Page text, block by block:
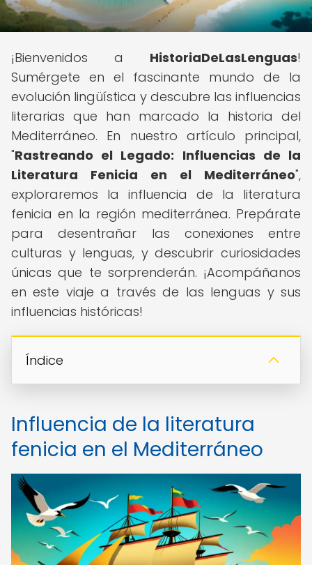
¡Bienvenidos a HistoriaDeLasLenguas!
Sumérgete en el fascinante mundo de la
evolución lingüística y descubre las influencias
literarias que han marcado la historia del
Mediterráneo. En nuestro artículo principal,
"Rastreando el Legado: Influencias de la
Literatura Fenicia en el Mediterráneo",
exploraremos la influencia de la literatura
fenicia en la región mediterránea. Prepárate
para desentrañar las conexiones entre
culturas y lenguas, y descubrir curiosidades
únicas que te sorprenderán. ¡Acompáñanos
en este viaje a través de las lenguas y sus
influencias históricas!
Índice
Influencia de la literatura
fenicia en el Mediterráneo